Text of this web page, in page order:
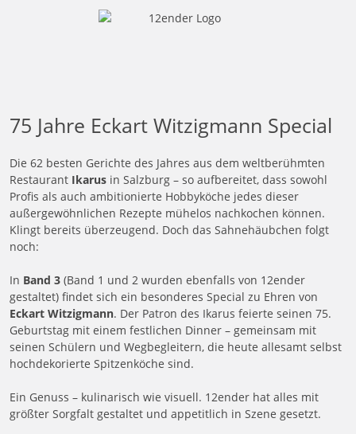
75 Jahre Eckart Witzigmann Special
Die 62 besten Gerichte des Jahres aus dem weltberühmten
Restaurant Ikarus in Salzburg – so aufbereitet, dass sowohl
Profis als auch ambitionierte Hobbyköche jedes dieser
außergewöhnlichen Rezepte mühelos nachkochen können.
Klingt bereits überzeugend. Doch das Sahnehäubchen folgt
noch:
In Band 3 (Band 1 und 2 wurden ebenfalls von 12ender
gestaltet) findet sich ein besonderes Special zu Ehren von
Eckart Witzigmann. Der Patron des Ikarus feierte seinen 75.
Geburtstag mit einem festlichen Dinner – gemeinsam mit
seinen Schülern und Wegbegleitern, die heute allesamt selbst
hochdekorierte Spitzenköche sind.
Ein Genuss – kulinarisch wie visuell. 12ender hat alles mit
größter Sorgfalt gestaltet und appetitlich in Szene gesetzt.